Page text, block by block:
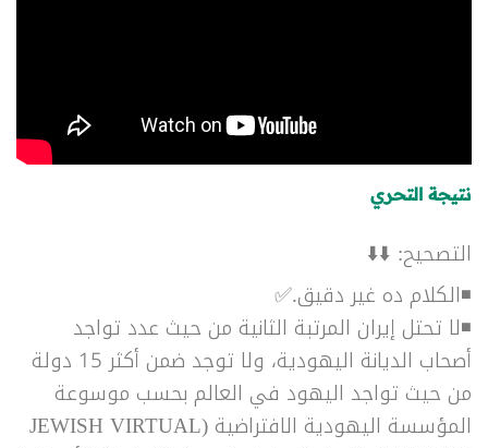
نتيجة التحري
التصحيح: ⬇️⬇️
◾الكلام ده غير دقيق.✅
◾لا تحتل إيران المرتبة الثانية من حيث عدد تواجد
أصحاب الديانة اليهودية، ولا توجد ضمن أكثر 15 دولة
من حيث تواجد اليهود في العالم بحسب موسوعة
المؤسسة اليهودية الافتراضية (JEWISH VIRTUAL